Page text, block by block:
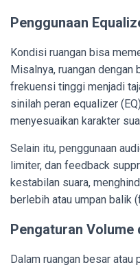
Penggunaan
Kondisi ruangan bisa
Misalnya, ruangan dengan
frekuensi tinggi menjadi
sinilah peran equalizer
menyesuaikan karakter
Selain itu, penggunaan
limiter, dan feedback
kestabilan suara,
berlebih atau umpan balik
Pengaturan Volume
Dalam ruangan besar atau